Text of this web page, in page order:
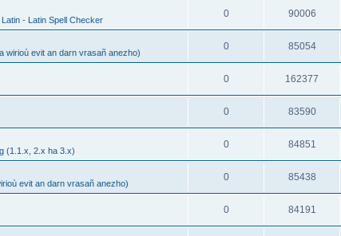
- Latin Spell Checker
0 90006
wirioù evit an darn vrasañ anezho)
0 85054
0 162377
0 83590
(1.1.x, 2.x ha 3.x)
0 84851
evit an darn vrasañ anezho)
0 85438
0 84191